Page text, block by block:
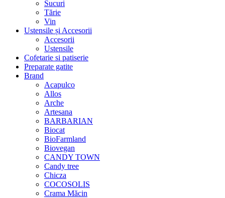
Sucuri
Tărie
Vin
Ustensile și Accesorii
Accesorii
Ustensile
Cofetarie si patiserie
Preparate gatite
Brand
Acapulco
Allos
Arche
Artesana
BARBARIAN
Biocat
BioFarmland
Biovegan
CANDY TOWN
Candy tree
Chicza
COCOSOLIS
Crama Măcin